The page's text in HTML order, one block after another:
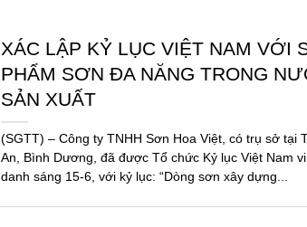
XÁC LẬP KỶ LỤC VIỆT NAM VỚI
PHẨM SƠN ĐA NĂNG TRONG
SẢN XUẤT
(SGTT) – Công ty TNHH Sơn Hoa Việt, có trụ sở tại
An, Bình Dương, đã được Tổ chức Kỷ lục Việt Nam
danh sáng 15-6, với kỷ lục: “Dòng sơn xây dựng...